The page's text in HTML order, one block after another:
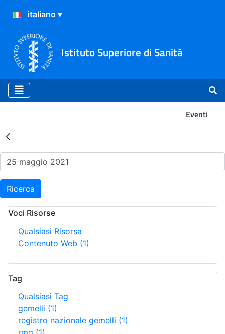
Istituto Superiore di Sanità
Eventi
Risultati della Ricerca -
Ricerca
Voci Risorse
Qualsiasi Risorsa
Contenuto Web (1)
Tag
Qualsiasi Tag
gemelli (1)
registro nazionale gemelli (1)